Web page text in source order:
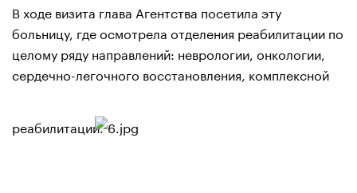
В ходе визита глава Агентства посетила эту
больницу, где осмотрела отделения реабилитации по
целому ряду направлений: неврологии, онкологии,
сердечно-легочного восстановления, комплексной
реабилитации.